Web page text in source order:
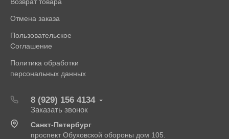
Отмена заказа
Пользовательское
Соглашение
Политика обработки
персональных данных
8 (929) 156 4134
Заказать звонок
Санкт-Петербург
проспект Обуховской обороны дом 105.